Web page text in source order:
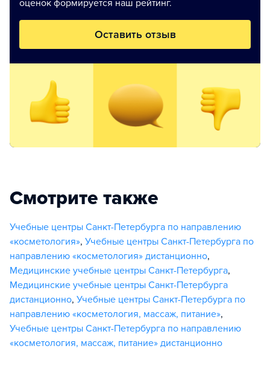
оценок формируется наш рейтинг.
Оставить отзыв
Смотрите также
Учебные центры Санкт-Петербурга по направлению
«косметология», Учебные центры Санкт-Петербурга по
направлению «косметология» дистанционно,
Медицинские учебные центры Санкт-Петербурга,
Медицинские учебные центры Санкт-Петербурга
дистанционно, Учебные центры Санкт-Петербурга по
направлению «косметология, массаж, питание»,
Учебные центры Санкт-Петербурга по направлению
«косметология, массаж, питание» дистанционно